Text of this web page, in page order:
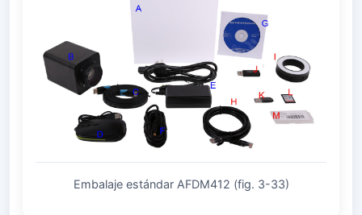
Embalaje estándar AFDM412 (fig. 3-33)